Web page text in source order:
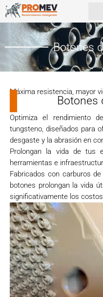
Botones
Máxima resistencia, mayor
Botones
Optimiza el rendimiento
tungsteno, diseñados para
desgaste y la abrasión en
Prolongan la vida de tus
herramientas e
Fabricados con carburos
botones prolongan la vida
significativamente los